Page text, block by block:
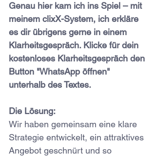
Genau hier kam ich ins Spiel – mit
meinem clixX-System, ich erkläre
es dir übrigens gerne in einem
Klarheitsgespräch. Klicke für dein
kostenloses Klarheitsgespräch den
Button "WhatsApp öffnen"
unterhalb des Textes.
Die Lösung:
Wir haben gemeinsam eine klare
Strategie entwickelt, ein attraktives
Angebot geschnürt und so